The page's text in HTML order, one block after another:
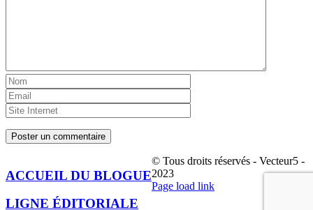
ACCUEIL DU BLOGUE
LIGNE ÉDITORIALE
© Tous droits réservés - Vecteur5 -
2023
Facebook
Page load link